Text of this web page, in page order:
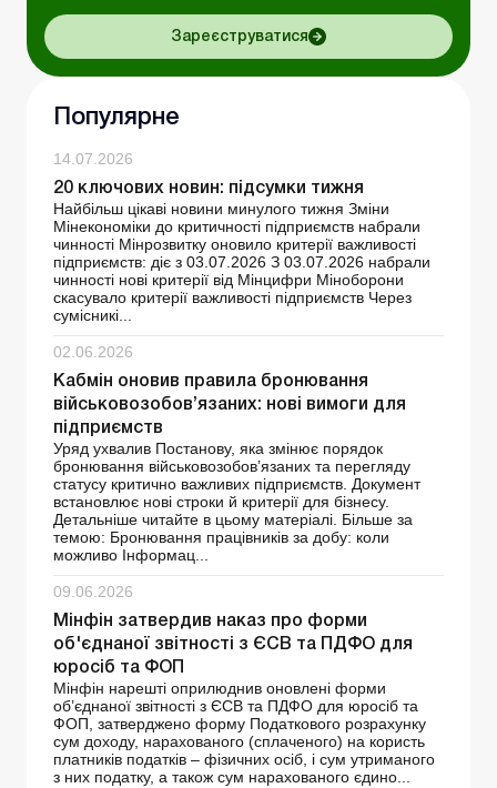
Зареєструватися
Популярне
14.07.2026
20 ключових новин: підсумки тижня
Найбільш цікаві новини минулого тижня Зміни
Мінекономіки до критичності підприємств набрали
чинності Мінрозвитку оновило критерії важливості
підприємств: діє з 03.07.2026 З 03.07.2026 набрали
чинності нові критерії від Мінцифри Міноборони
скасувало критерії важливості підприємств Через
сумісникі...
02.06.2026
Кабмін оновив правила бронювання
військовозобов’язаних: нові вимоги для
підприємств
Уряд ухвалив Постанову, яка змінює порядок
бронювання військовозобов’язаних та перегляду
статусу критично важливих підприємств. Документ
встановлює нові строки й критерії для бізнесу.
Детальніше читайте в цьому матеріалі. Більше за
темою: Бронювання працівників за добу: коли
можливо Інформац...
09.06.2026
Мінфін затвердив наказ про форми
об'єднаної звітності з ЄСВ та ПДФО для
юросіб та ФОП
Мінфін нарешті оприлюднив оновлені форми
об’єднаної звітності з ЄСВ та ПДФО для юросіб та
ФОП, затверджено форму Податкового розрахунку
сум доходу, нарахованого (сплаченого) на користь
платників податків – фізичних осіб, і сум утриманого
з них податку, а також сум нарахованого єдино...